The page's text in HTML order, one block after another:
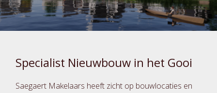
Specialist Nieuwbouw in het Gooi
Saegaert Makelaars heeft zicht op bouwlocaties en